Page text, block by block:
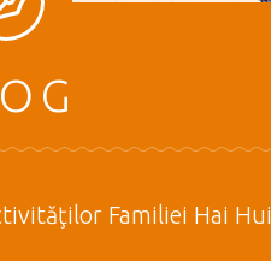
Familiei Hai Hui